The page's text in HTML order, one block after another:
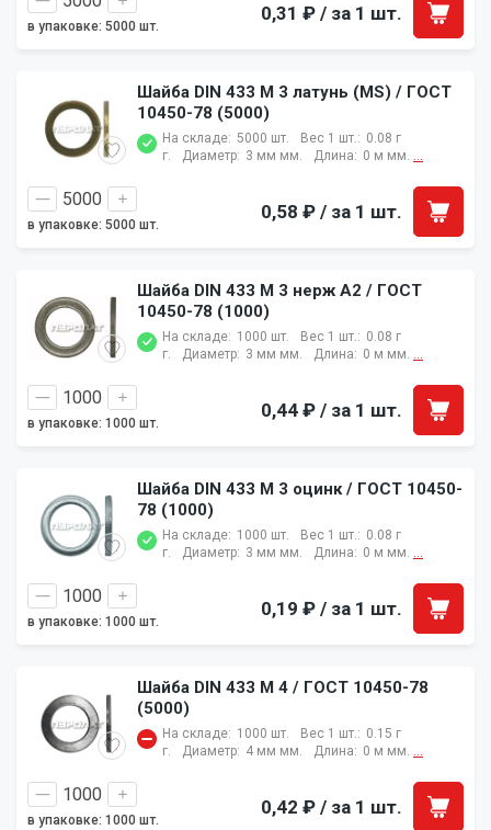
в упаковке: 5000 шт.
0,31 ₽ / за 1 шт.
Шайба DIN 433 M 3 латунь (MS) / ГОСТ
10450-78 (5000)
На складе: 5000 шт. Вес 1 шт.: 0.08 г
г.
Диаметр: 3 мм мм. Длина: 0 м мм. ...
в упаковке: 5000 шт.
0,58 ₽ / за 1 шт.
Шайба DIN 433 M 3 нерж A2 / ГОСТ
10450-78 (1000)
На складе: 1000 шт. Вес 1 шт.: 0.08 г
г.
Диаметр: 3 мм мм. Длина: 0 м мм. ...
в упаковке: 1000 шт.
0,44 ₽ / за 1 шт.
Шайба DIN 433 M 3 оцинк / ГОСТ 10450-
78 (1000)
На складе: 1000 шт. Вес 1 шт.: 0.08 г
г.
Диаметр: 3 мм мм. Длина: 0 м мм. ...
в упаковке: 1000 шт.
0,19 ₽ / за 1 шт.
Шайба DIN 433 M 4 / ГОСТ 10450-78
(5000)
На складе: 1000 шт. Вес 1 шт.: 0.15 г
г.
Диаметр: 4 мм мм. Длина: 0 м мм. ...
в упаковке: 1000 шт.
0,42 ₽ / за 1 шт.